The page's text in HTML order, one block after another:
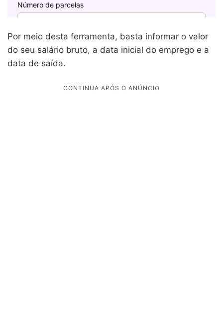
Por meio desta ferramenta, basta informar o valor
do seu salário bruto, a data inicial do emprego e a
data de saída.